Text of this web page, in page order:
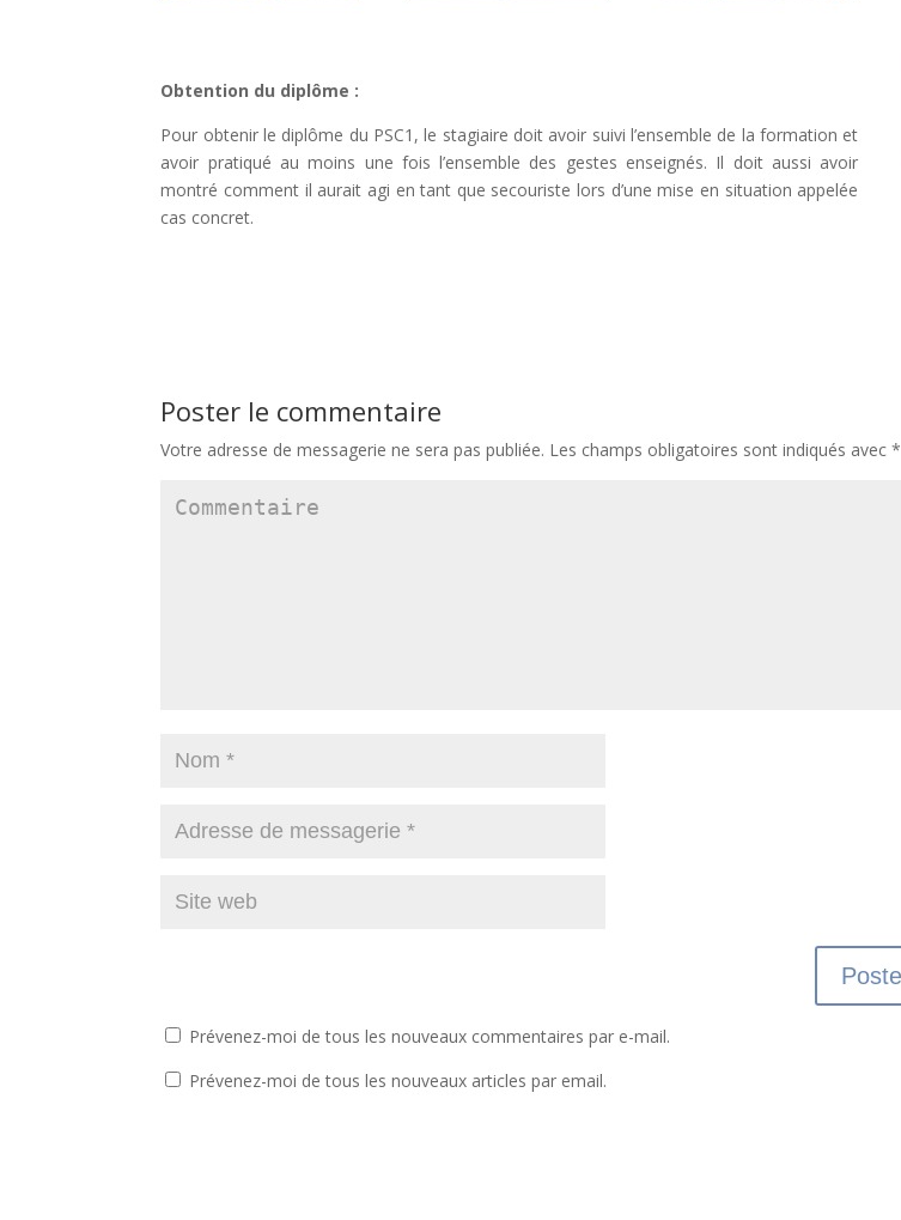
Obtention du diplôme :
Pour obtenir le diplôme du PSC1, le stagiaire doit avoir suivi l’ensemble de la formation et
avoir pratiqué au moins une fois l’ensemble des gestes enseignés. Il doit aussi avoir
montré comment il aurait agi en tant que secouriste lors d’une mise en situation appelée
cas concret.
Poster le commentaire
Votre adresse de messagerie ne sera pas publiée. Les champs obligatoires sont indiqués avec*
Prévenez-moi de tous les nouveaux commentaires par e-mail.
Prévenez-moi de tous les nouveaux articles par email.